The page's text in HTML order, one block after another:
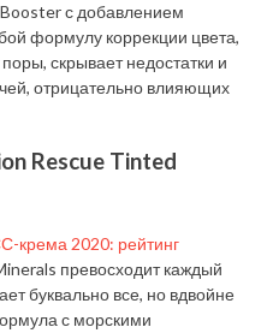
с добавлением
формулу коррекции цвета,
скрывает недостатки и
отрицательно влияющих
Rescue Tinted
превосходит каждый
буквально все, но вдвойне
с морскими